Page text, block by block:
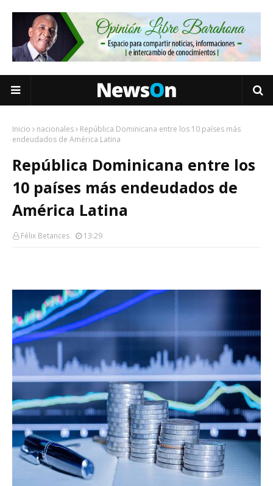
Inicio nacionales
República Dominicana entre los 10 países más
endeudados de América Latina
República Dominicana entre los
10 países más endeudados de
América Latina
Félix Betances 13:29